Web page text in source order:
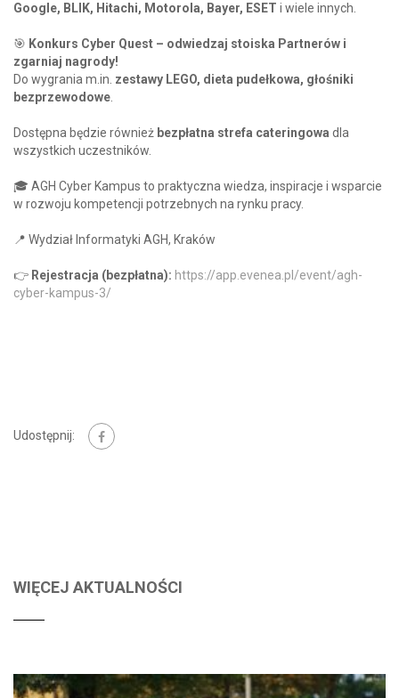
Google, BLIK, Hitachi, Motorola, Bayer, ESET i wiele innych.
🎯 Konkurs Cyber Quest – odwiedzaj stoiska Partnerów i
zgarniaj nagrody!
Do wygrania m.in. zestawy LEGO, dieta pudełkowa, głośniki
bezprzewodowe
Dostępna będzie również bezpłatna strefa cateringowa dla
wszystkich uczestników.
🎓 AGH Cyber Kampus to praktyczna wiedza, inspiracje i wsparcie
w rozwoju kompetencji potrzebnych na rynku pracy.
📍 Wydział Informatyki AGH, Kraków
👉 Rejestracja (bezpłatna): https://app.evenea.pl/event/agh-
cyber-kampus-3/
Udostępnij:
WIĘCEJ AKTUALNOŚCI